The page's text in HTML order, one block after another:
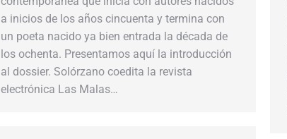
a inicios de los años cincuenta y termina con
un poeta nacido ya bien entrada la década de
los ochenta. Presentamos aquí la introducción
al dossier. Solórzano coedita la revista
electrónica Las Malas…